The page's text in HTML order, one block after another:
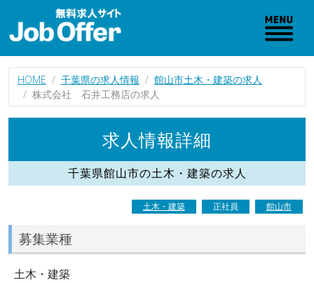
HOME 千葉県の求人情報
館山市土木・建築の求人
株式会社 石井工務店の求人
求人情報詳細
千葉県館山市の土木・建築の求人
土木・建築 正社員 館山市
募集業種
土木・建築